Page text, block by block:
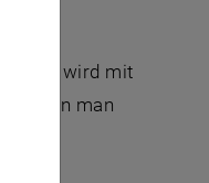
wird mit
Wenn man